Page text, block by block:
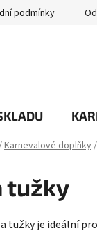
podmínky
Karnevalové doplňky/
tužky
tužky je ideální